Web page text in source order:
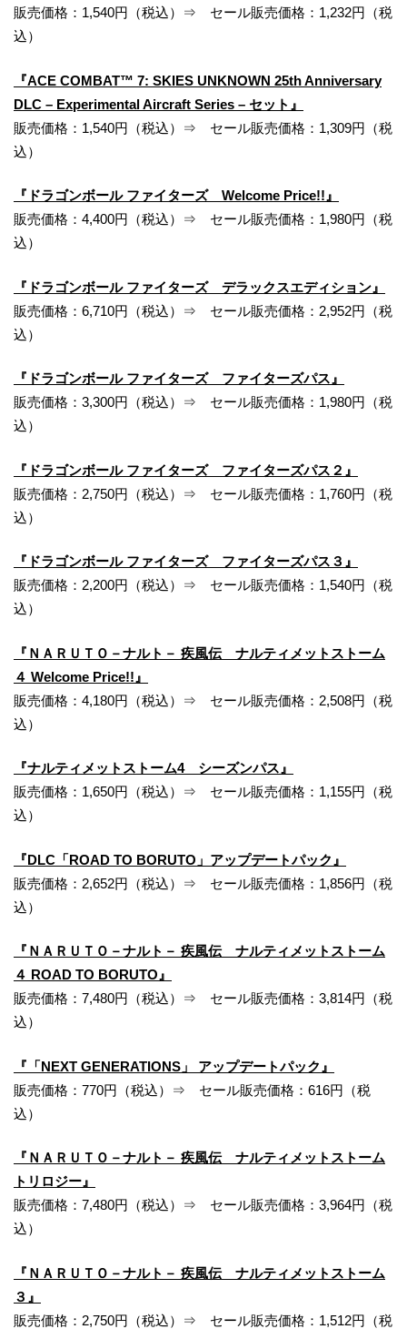
販売価格：1,540円（税込）⇒ セール販売価格：1,232円（税
込）
『ACE COMBAT™ 7: SKIES UNKNOWN 25th Anniversary
DLC – Experimental Aircraft Series – セット』
販売価格：1,540円（税込）⇒ セール販売価格：1,309円（税
込）
『ドラゴンボール ファイターズ Welcome Price!!』
販売価格：4,400円（税込）⇒ セール販売価格：1,980円（税
込）
『ドラゴンボール ファイターズ デラックスエディション』
販売価格：6,710円（税込）⇒ セール販売価格：2,952円（税
込）
『ドラゴンボール ファイターズ ファイターズパス』
販売価格：3,300円（税込）⇒ セール販売価格：1,980円（税
込）
『ドラゴンボール ファイターズ ファイターズパス２』
販売価格：2,750円（税込）⇒ セール販売価格：1,760円（税
込）
『ドラゴンボール ファイターズ ファイターズパス３』
販売価格：2,200円（税込）⇒ セール販売価格：1,540円（税
込）
『ＮＡＲＵＴＯ－ナルト－ 疾風伝 ナルティメットストーム
４ Welcome Price!!』
販売価格：4,180円（税込）⇒ セール販売価格：2,508円（税
込）
『ナルティメットストーム4 シーズンパス』
販売価格：1,650円（税込）⇒ セール販売価格：1,155円（税
込）
『DLC「ROAD TO BORUTO」アップデートパック』
販売価格：2,652円（税込）⇒ セール販売価格：1,856円（税
込）
『ＮＡＲＵＴＯ－ナルト－ 疾風伝 ナルティメットストーム
４ ROAD TO BORUTO』
販売価格：7,480円（税込）⇒ セール販売価格：3,814円（税
込）
『「NEXT GENERATIONS」 アップデートパック』
販売価格：770円（税込）⇒ セール販売価格：616円（税
込）
『ＮＡＲＵＴＯ－ナルト－ 疾風伝 ナルティメットストーム
トリロジー』
販売価格：7,480円（税込）⇒ セール販売価格：3,964円（税
込）
『ＮＡＲＵＴＯ－ナルト－ 疾風伝 ナルティメットストーム
３』
販売価格：2,750円（税込）⇒ セール販売価格：1,512円（税